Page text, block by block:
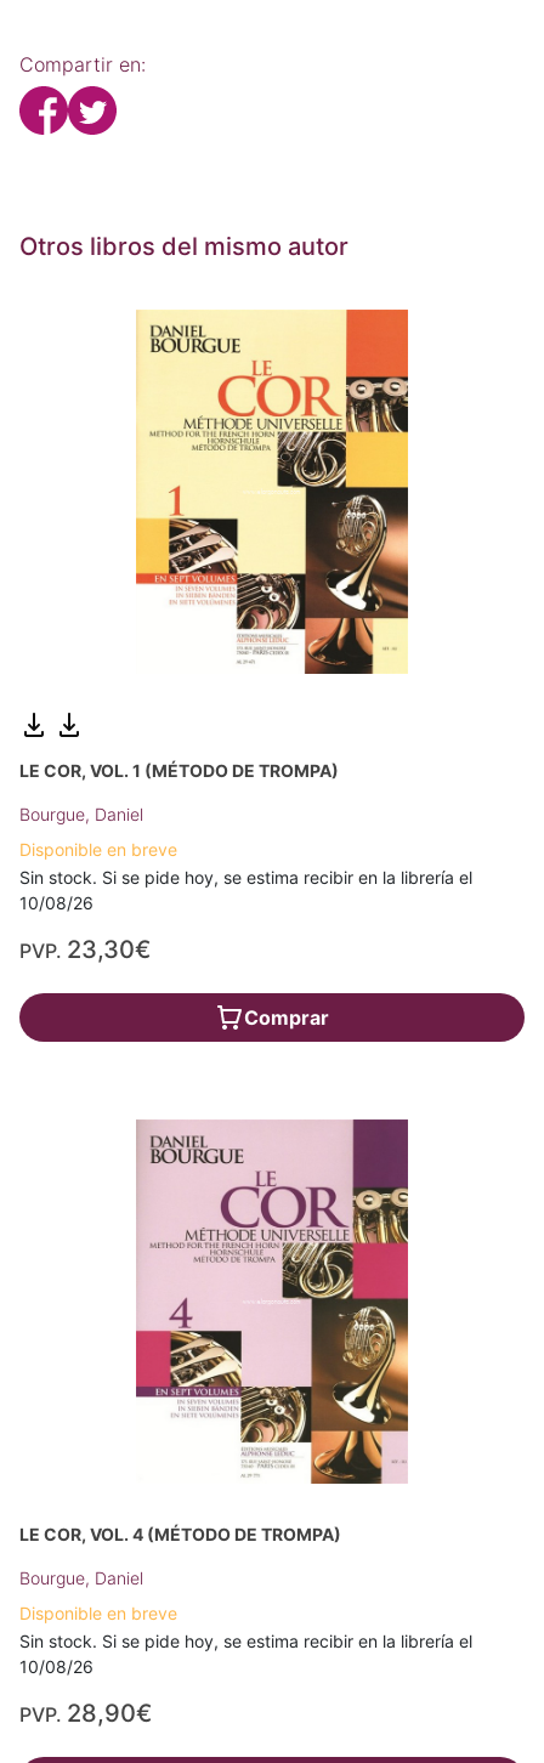
Compartir en:
Otros libros del mismo autor
LE COR, VOL. 1 (MÉTODO DE TROMPA)
Bourgue, Daniel
Disponible en breve
Sin stock. Si se pide hoy, se estima recibir en la librería el
10/08/26
PVP. 23,30€
Comprar
LE COR, VOL. 4 (MÉTODO DE TROMPA)
Bourgue, Daniel
Disponible en breve
Sin stock. Si se pide hoy, se estima recibir en la librería el
10/08/26
PVP. 28,90€